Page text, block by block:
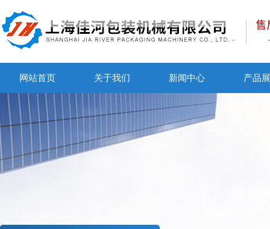
网站首页 关于我们 新闻中心 产品